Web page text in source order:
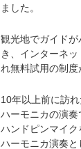
ました。
観光地でガイド
き、インターネ
れ無料試用の制度
10年以上前に訪
ハーモニカの演
ハンドピンマイク
ハーモニカ演奏と